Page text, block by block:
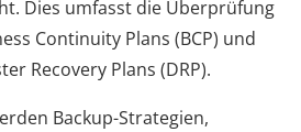
Dies umfasst die Überprüfung
Continuity Plans (BCP) und
Recovery Plans (DRP).
Backup-Strategien,